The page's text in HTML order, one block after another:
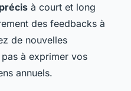
à court et long
des feedbacks à
de nouvelles
à exprimer vos
annuels.